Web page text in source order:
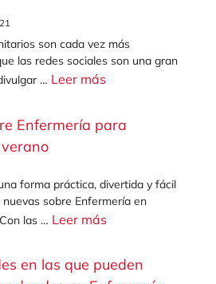
son cada vez más
las redes sociales son una gran
… Leer más
Enfermería para
forma práctica, divertida y fácil
sobre Enfermería en
las … Leer más
en las que pueden